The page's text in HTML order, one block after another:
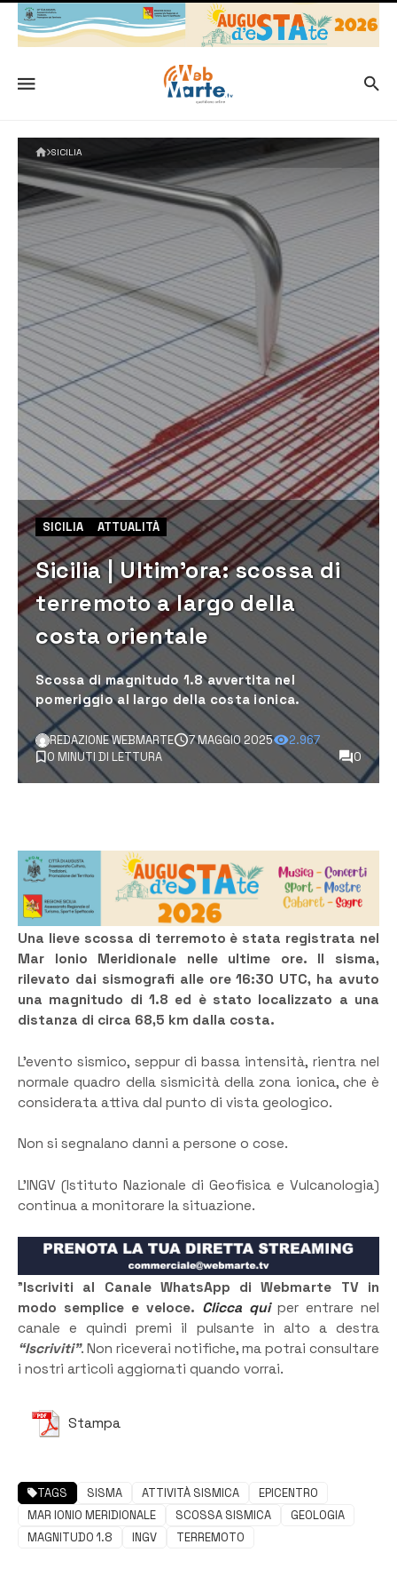
SICILIA
SICILIA ATTUALITÀ
Sicilia | Ultim’ora: scossa di
terremoto a largo della
costa orientale
Scossa di magnitudo 1.8 avvertita nel
pomeriggio al largo della costa ionica.
REDAZIONE WEBMARTE 7 MAGGIO 2025
2.967
0 MINUTI DI LETTURA
0
Una lieve scossa di terremoto è stata registrata nel
Mar Ionio Meridionale nelle ultime ore. Il sisma,
rilevato dai sismografi alle ore 16:30 UTC, ha avuto
una magnitudo di 1.8 ed è stato localizzato a una
distanza di circa 68,5 km dalla costa.
L’evento sismico, seppur di bassa intensità, rientra nel
normale quadro della sismicità della zona ionica, che è
considerata attiva dal punto di vista geologico.
Non si segnalano danni a persone o cose.
L’INGV (Istituto Nazionale di Geofisica e Vulcanologia)
continua a monitorare la situazione.
”Iscriviti al Canale WhatsApp di Webmarte TV in
modo semplice e veloce. Clicca quiper entrare nel
canale e quindi premi il pulsante in alto a destra
“Iscriviti”. Non riceverai notifiche, ma potrai consultare
i nostri articoli aggiornati quando vorrai.
Stampa
TAGS SISMA ATTIVITÀ SISMICA
EPICENTRO
MAR IONIO MERIDIONALE
SCOSSA SISMICA
GEOLOGIA
MAGNITUDO 1.8
INGV TERREMOTO